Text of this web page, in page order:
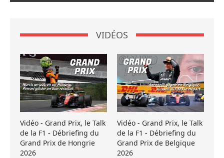
VIDÉOS
Vidéo - Grand Prix, le Talk
de la F1 - Débriefing du
Grand Prix de Hongrie
2026
Vidéo - Grand Prix, le Talk
de la F1 - Débriefing du
Grand Prix de Belgique
2026